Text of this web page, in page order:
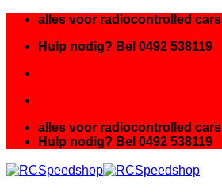
inhoud
alles voor radiocontrolled cars
Hulp nodig? Bel 0492 538119
alles voor radiocontrolled cars
Hulp nodig? Bel 0492 538119